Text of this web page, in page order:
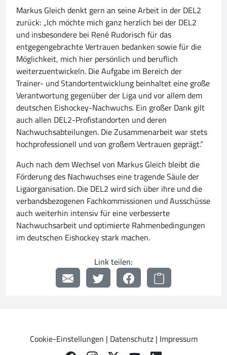
Markus Gleich denkt gern an seine Arbeit in der DEL2
zurück: „Ich möchte mich ganz herzlich bei der DEL2
und insbesondere bei René Rudorisch für das
entgegengebrachte Vertrauen bedanken sowie für die
Möglichkeit, mich hier persönlich und beruflich
weiterzuentwickeln. Die Aufgabe im Bereich der
Trainer- und Standortentwicklung beinhaltet eine große
Verantwortung gegenüber der Liga und vor allem dem
deutschen Eishockey-Nachwuchs. Ein großer Dank gilt
auch allen DEL2-Profistandorten und deren
Nachwuchsabteilungen. Die Zusammenarbeit war stets
hochprofessionell und von großem Vertrauen geprägt.“
Auch nach dem Wechsel von Markus Gleich bleibt die
Förderung des Nachwuchses eine tragende Säule der
Ligaorganisation. Die DEL2 wird sich über ihre und die
verbandsbezogenen Fachkommissionen und Ausschüsse
auch weiterhin intensiv für eine verbesserte
Nachwuchsarbeit und optimierte Rahmenbedingungen
im deutschen Eishockey stark machen.
Link teilen:
Cookie-Einstellungen | Datenschutz| Impressum